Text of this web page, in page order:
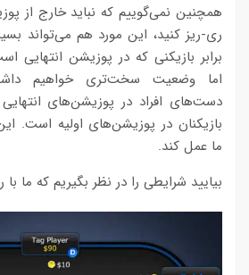
همچنین نمی‌گوییم که نباید خارج از
ری-ریز کنید، این مورد هم می‌تواند
برابر بازیکنی که در پوزیشن انتهایی
اما وضعیت سخت‌تری خواهیم
دست‌های افراد در پوزیشن‌های
بازیکنان در پوزیشن‌های اولیه است.
ما عمل کند.
بیایید شرایطی را در نظر بگیریم که ما